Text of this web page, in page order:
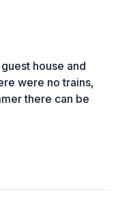
house and
were no trains,
there can be